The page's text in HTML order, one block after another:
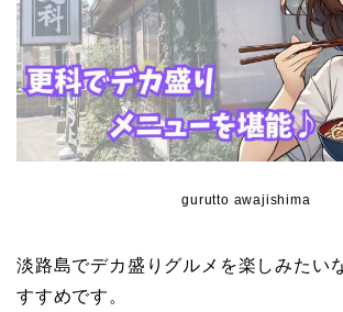
gurutto awajishima
淡路島でデカ盛りグルメを楽しみたい
すすめです。